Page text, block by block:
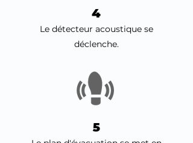
4
Le détecteur acoustique se
déclenche.
5